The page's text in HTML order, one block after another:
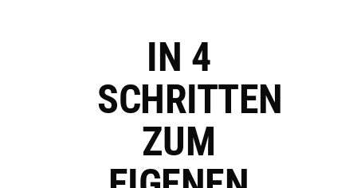
IN 4
SCHRITTEN
ZUM